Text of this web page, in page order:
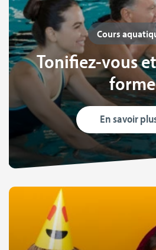
Cours
Tonifiez-vous
forme
En savoir